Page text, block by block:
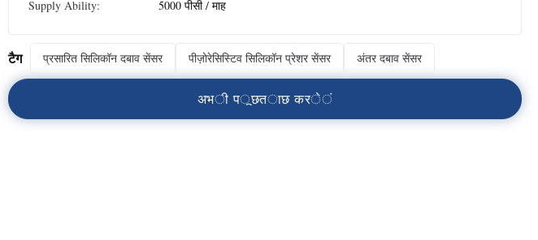
Supply Ability: 5000 पीसी / माह
टैग प्रसारित सिलिकॉन दबाव सेंसर पीज़ोरेसिस्टिव सिलिकॉन प्रेशर सेंसर अंतर दबाव सेंसर
अभी पूछताछ करें